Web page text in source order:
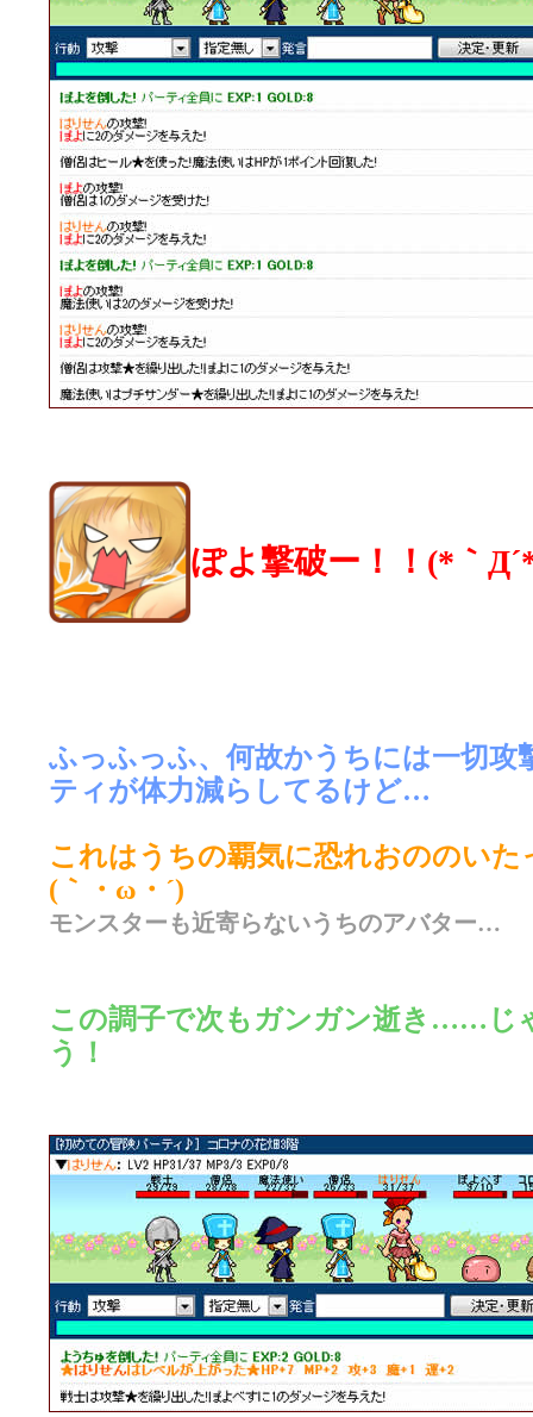
ぽよ撃破ー！！(*｀
ふっふっふ、何故かうちには一切攻
ティが体力減らしてるけど…
これはうちの覇気に恐れおののい
(｀・ω・´)
モンスターも近寄らないうちのアバター…
この調子で次もガンガン逝き……じ
う！